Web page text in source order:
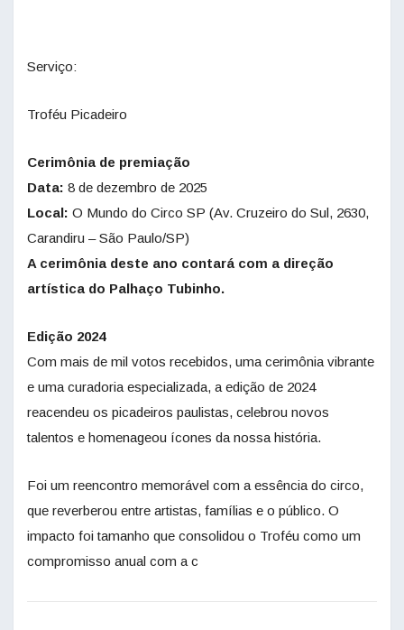
Serviço:
Troféu Picadeiro
Cerimônia de premiação
Data: 8 de dezembro de 2025
Local: O Mundo do Circo SP (Av. Cruzeiro do Sul, 2630,
Carandiru – São Paulo/SP)
A cerimônia deste ano contará com a direção
artística do Palhaço Tubinho.
Edição 2024
Com mais de mil votos recebidos, uma cerimônia vibrante
e uma curadoria especializada, a edição de 2024
reacendeu os picadeiros paulistas, celebrou novos
talentos e homenageou ícones da nossa história.
Foi um reencontro memorável com a essência do circo,
que reverberou entre artistas, famílias e o público. O
impacto foi tamanho que consolidou o Troféu como um
compromisso anual com a c